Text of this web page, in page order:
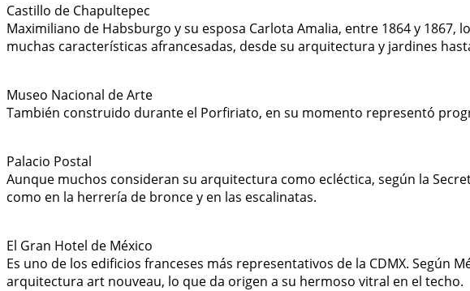
Castillo de Chapultepec
Maximiliano de Habsburgo y su esposa Carlota Amalia, entre 1864 y
muchas características afrancesadas, desde su arquitectura y jardines
Museo Nacional de Arte
También construido durante el Porfiriato, en su momento representó
Palacio Postal
Aunque muchos consideran su arquitectura como ecléctica, según la
como en la herrería de bronce y en las escalinatas.
El Gran Hotel de México
Es uno de los edificios franceses más representativos de la CDMX. Según
arquitectura art nouveau, lo que da origen a su hermoso vitral en el techo.